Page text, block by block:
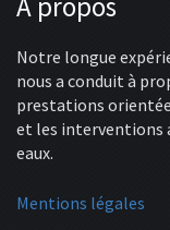
Notre longue
nous a conduit à
prestations
et les interventions
eaux.
Mentions légales